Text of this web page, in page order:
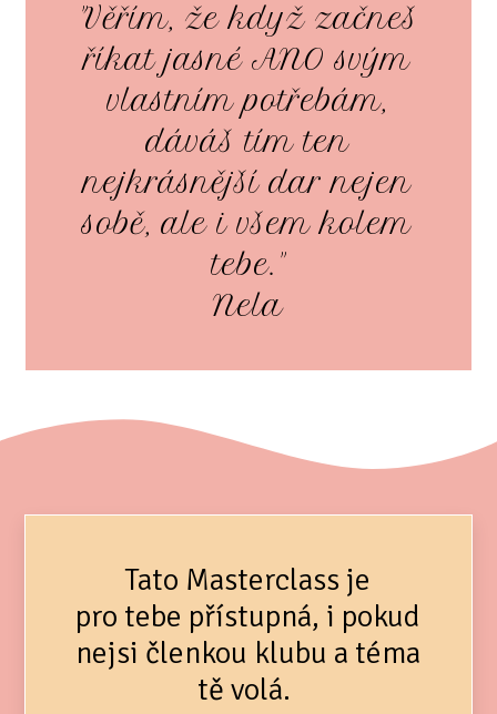
"Věřím, že když začneš
říkat jasné ANO svým
vlastním potřebám,
dáváš tím ten
nejkrásnější dar nejen
sobě, ale i všem kolem
tebe."
Nela
Tato Masterclass je
pro tebe přístupná, i pokud
nejsi členkou klubu a téma
tě volá.